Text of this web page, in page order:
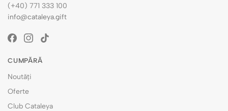
(+40) 771 333 100
info@cataleya.gift
CUMPĂRĂ
Noutăți
Oferte
Club Cataleya